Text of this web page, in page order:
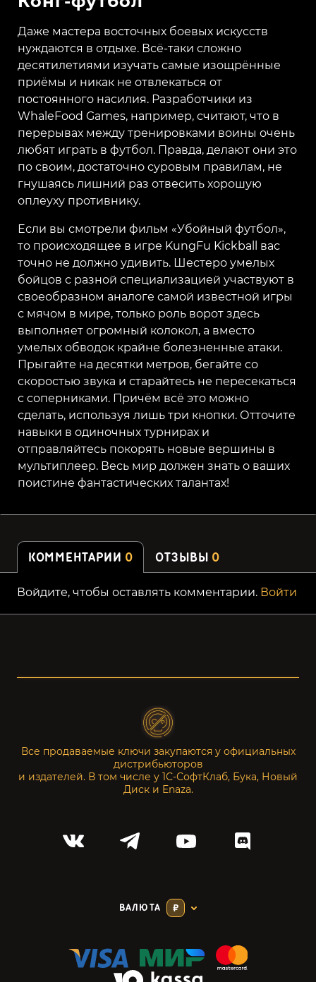
Даже мастера восточных боевых искусств
нуждаются в отдыхе. Всё-таки сложно
десятилетиями изучать самые изощрённые
приёмы и никак не отвлекаться от
постоянного насилия. Разработчики из
WhaleFood Games, например, считают, что в
перерывах между тренировками воины очень
любят играть в футбол. Правда, делают они это
по своим, достаточно суровым правилам, не
гнушаясь лишний раз отвесить хорошую
оплеуху противнику.
Если вы смотрели фильм «Убойный футбол»,
то происходящее в игре KungFu Kickball вас
точно не должно удивить. Шестеро умелых
бойцов с разной специализацией участвуют в
своеобразном аналоге самой известной игры
с мячом в мире, только роль ворот здесь
выполняет огромный колокол, а вместо
умелых обводок крайне болезненные атаки.
Прыгайте на десятки метров, бегайте со
скоростью звука и старайтесь не пересекаться
с соперниками. Причём всё это можно
сделать, используя лишь три кнопки. Отточите
навыки в одиночных турнирах и
отправляйтесь покорять новые вершины в
мультиплеер. Весь мир должен знать о ваших
поистине фантастических талантах!
КОММЕНТАРИИ 0 ОТЗЫВЫ 0
Войдите, чтобы оставлять комментарии. Войти
Все продаваемые ключи закупаются у официальных
дистрибьюторов
и издателей. В том числе у 1С-СофтКлаб, Бука, Новый
Диск и Enaza.
ВАЛЮТА ₽